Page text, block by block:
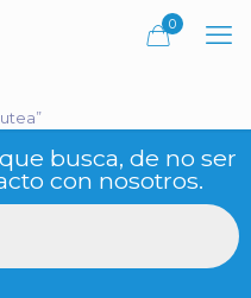
0
busca, de no ser
con nosotros.